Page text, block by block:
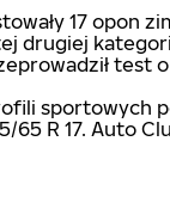
17 opon
drugiej
sportowych
R 17. Auto